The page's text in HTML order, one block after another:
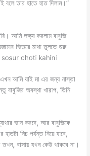
বলে তার হাতে হাত দিলাম।”
আমি লক্ষ্য করলাম বাবুজি
ভিতরে মাথা তুলতে শুরু
sosur choti kahini
আমি যাই মা এর জন্য নাস্তা
বাবুজির অবস্থা খারাপ, তিনি
ভান করবে, আর বাবুজিকে
নিচ পর্যন্ত নিয়ে যাবে,
তখন, বাসায় যখন কেউ থাকবে না।